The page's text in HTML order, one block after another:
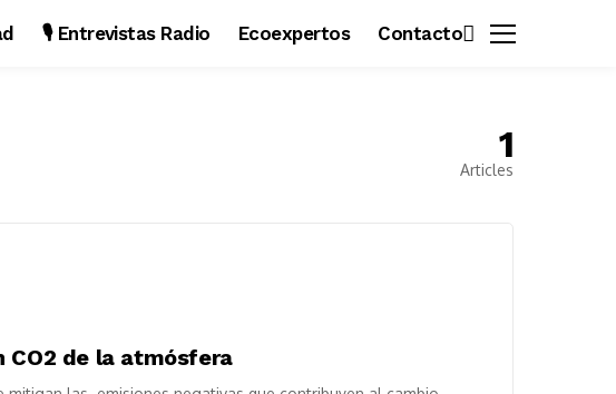
🎙️ Entrevistas Radio Ecoexpertos Contacto
1
Articles
CO2 de la atmósfera